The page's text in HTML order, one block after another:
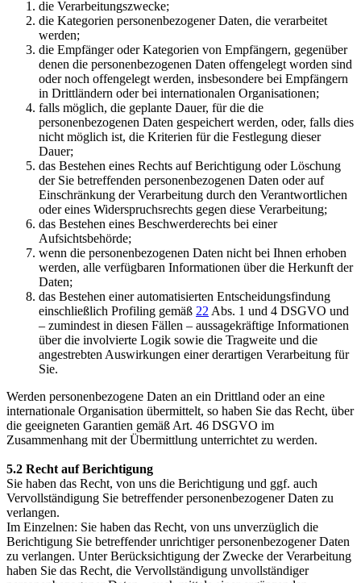
die Verarbeitungszwecke;
die Kategorien personenbezogener Daten, die verarbeitet
werden;
die Empfänger oder Kategorien von Empfängern, gegenüber
denen die personenbezogenen Daten offengelegt worden sind
oder noch offengelegt werden, insbesondere bei Empfängern
in Drittländern oder bei internationalen Organisationen;
falls möglich, die geplante Dauer, für die die
personenbezogenen Daten gespeichert werden, oder, falls dies
nicht möglich ist, die Kriterien für die Festlegung dieser
Dauer;
das Bestehen eines Rechts auf Berichtigung oder Löschung
der Sie betreffenden personenbezogenen Daten oder auf
Einschränkung der Verarbeitung durch den Verantwortlichen
oder eines Widerspruchsrechts gegen diese Verarbeitung;
das Bestehen eines Beschwerderechts bei einer
Aufsichtsbehörde;
wenn die personenbezogenen Daten nicht bei Ihnen erhoben
werden, alle verfügbaren Informationen über die Herkunft der
Daten;
das Bestehen einer automatisierten Entscheidungsfindung
einschließlich Profiling gemäß 22 Abs. 1 und 4 DSGVO und
– zumindest in diesen Fällen – aussagekräftige Informationen
über die involvierte Logik sowie die Tragweite und die
angestrebten Auswirkungen einer derartigen Verarbeitung für
Sie.
Werden personenbezogene Daten an ein Drittland oder an eine
internationale Organisation übermittelt, so haben Sie das Recht, über
die geeigneten Garantien gemäß Art. 46 DSGVO im
Zusammenhang mit der Übermittlung unterrichtet zu werden.
5.2 Recht auf Berichtigung
Sie haben das Recht, von uns die Berichtigung und ggf. auch
Vervollständigung Sie betreffender personenbezogener Daten zu
verlangen.
Im Einzelnen: Sie haben das Recht, von uns unverzüglich die
Berichtigung Sie betreffender unrichtiger personenbezogener Daten
zu verlangen. Unter Berücksichtigung der Zwecke der Verarbeitung
haben Sie das Recht, die Vervollständigung unvollständiger